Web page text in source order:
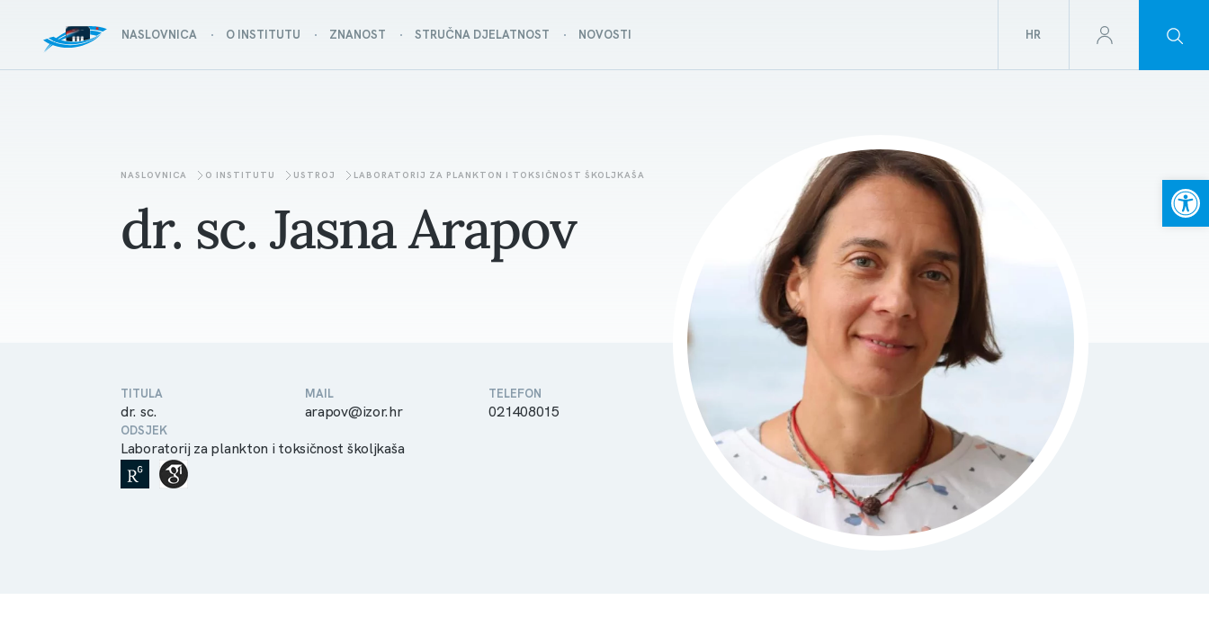
NASLOVNICA O INSTITUTU ZNANOST STRUČNA DJELATNOST NOVOSTI HR
NASLOVNICA O INSTITUTU USTROJ LABORATORIJ ZA PLANKTON I TOKSIČNOST ŠKOLJKAŠA
dr. sc. Jasna Arapov
TITULA
dr. sc.
MAIL
arapov@izor.hr
TELEFON
021408015
ODSJEK
Laboratorij za plankton i toksičnost školjkaša